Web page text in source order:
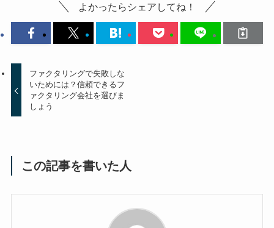
よかったらシェアしてね！
ファクタリングで失敗しな
いためには？信頼できるフ
ァクタリング会社を選びま
しょう
この記事を書いた人